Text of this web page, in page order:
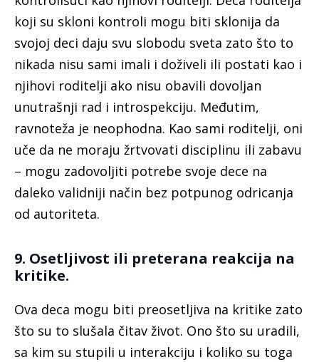
koji su skloni kontroli mogu biti sklonija da
svojoj deci daju svu slobodu sveta zato što to
nikada nisu sami imali i doživeli ili postati kao i
njihovi roditelji ako nisu obavili dovoljan
unutrašnji rad i introspekciju. Međutim,
ravnoteža je neophodna. Kao sami roditelji, oni
uče da ne moraju žrtvovati disciplinu ili zabavu
– mogu zadovoljiti potrebe svoje dece na
daleko validniji način bez potpunog odricanja
od autoriteta.
9. Osetljivost ili preterana reakcija na
kritike.
Ova deca mogu biti preosetljiva na kritike zato
što su to slušala čitav život. Ono što su uradili,
sa kim su stupili u interakciju i koliko su toga